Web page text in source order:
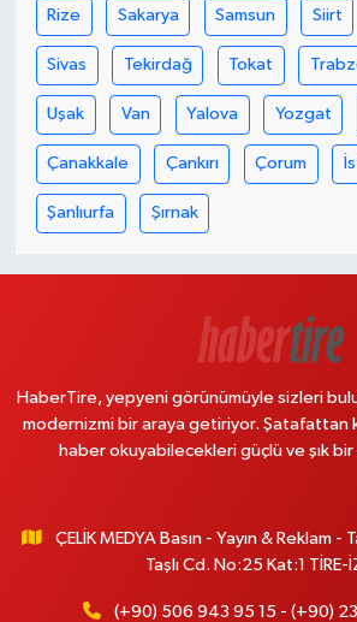
Rize Sakarya Samsun Siirt
Sivas Tekirdağ Tokat
Uşak Van Yalova Yozgat
Çanakkale Çankırı Çorum
Şanlıurfa Şırnak
HaberTire, yepyeni görünümüyle sizleri
modernizmi bir araya getiriyor. Şatafattan
haber okuyabilecekleri güçlü ve şık bir
ÇELİK MEDYA Basın - Yayın & Reklam -
Taşlı Cd. No:25 Kat:1 TİRE-
(+90) 506 943 95 15 - (+90)